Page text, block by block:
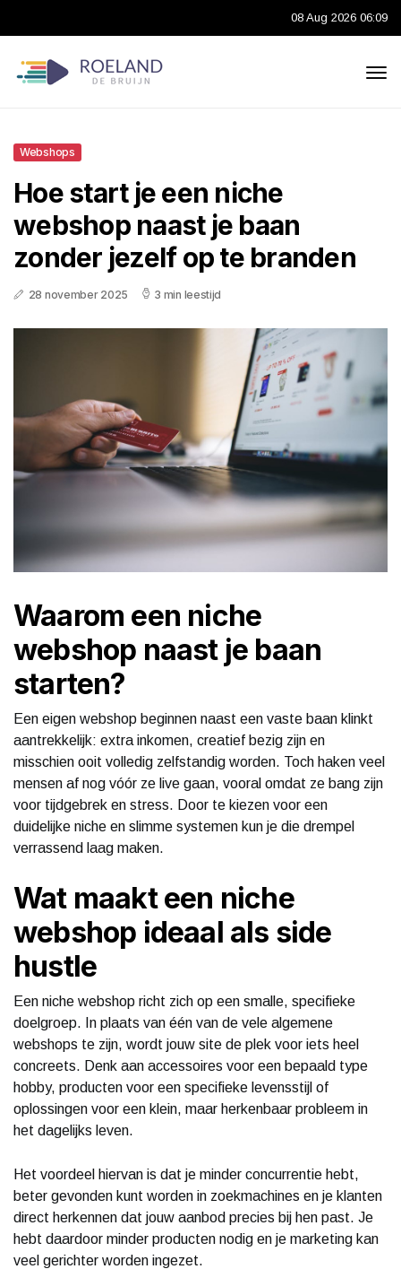
08 Aug 2026 06:09
Webshops
Hoe start je een niche
webshop naast je baan
zonder jezelf op te branden
28 november 2025 3 min leestijd
Waarom een niche
webshop naast je baan
starten?
Een eigen webshop beginnen naast een vaste baan klinkt
aantrekkelijk: extra inkomen, creatief bezig zijn en
misschien ooit volledig zelfstandig worden. Toch haken veel
mensen af nog vóór ze live gaan, vooral omdat ze bang zijn
voor tijdgebrek en stress. Door te kiezen voor een
duidelijke niche en slimme systemen kun je die drempel
verrassend laag maken.
Wat maakt een niche
webshop ideaal als side
hustle
Een niche webshop richt zich op een smalle, specifieke
doelgroep. In plaats van één van de vele algemene
webshops te zijn, wordt jouw site de plek voor iets heel
concreets. Denk aan accessoires voor een bepaald type
hobby, producten voor een specifieke levensstijl of
oplossingen voor een klein, maar herkenbaar probleem in
het dagelijks leven.
Het voordeel hiervan is dat je minder concurrentie hebt,
beter gevonden kunt worden in zoekmachines en je klanten
direct herkennen dat jouw aanbod precies bij hen past. Je
hebt daardoor minder producten nodig en je marketing kan
veel gerichter worden ingezet.